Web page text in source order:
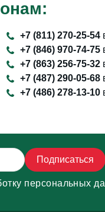
+7 (811) 270-25-54
+7 (846) 970-74-75
+7 (863) 256-75-32
+7 (487) 290-05-68
+7 (486) 278-13-10
Подписаться
персональных